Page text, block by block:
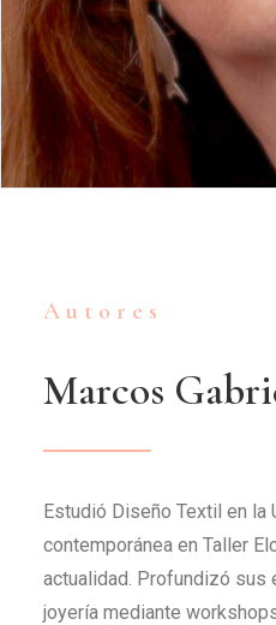
Autores
Marcos
Estudió Diseño Textil en la
contemporánea en Taller
actualidad. Profundizó sus
joyería mediante